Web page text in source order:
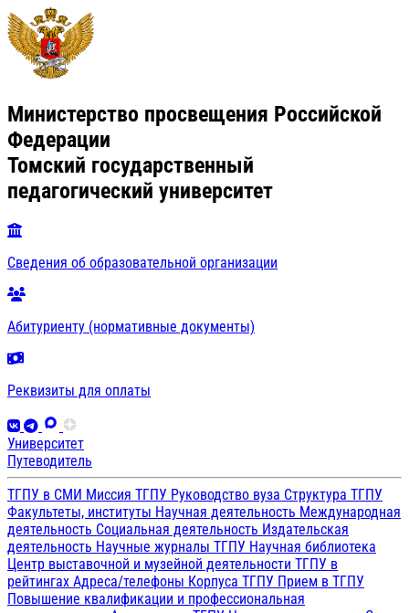
Министерство просвещения Российской
Федерации
Томский государственный
педагогический университет
Сведения об образовательной организации
Абитуриенту (нормативные документы)
Реквизиты для оплаты
Университет
Путеводитель
ТГПУ в СМИ Миссия ТГПУ Руководство вуза Структура ТГПУ
Факультеты, институты Научная деятельность Международная
деятельность Социальная деятельность Издательская
деятельность Научные журналы ТГПУ Научная библиотека
Центр выставочной и музейной деятельности ТГПУ в
рейтингах Адреса/телефоны Корпуса ТГПУ Прием в ТГПУ
Повышение квалификации и профессиональная